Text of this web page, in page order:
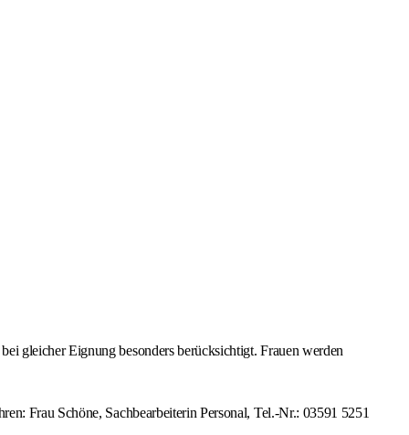
gleicher Eignung besonders berücksichtigt. Frauen werden
Frau Schöne, Sachbearbeiterin Personal, Tel.-Nr.: 03591 5251